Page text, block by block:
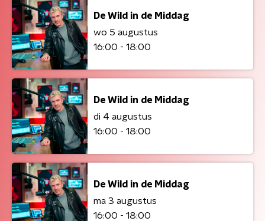
De Wild in de Middag
wo 5 augustus
16:00 - 18:00
De Wild in de Middag
di 4 augustus
16:00 - 18:00
De Wild in de Middag
ma 3 augustus
16:00 - 18:00